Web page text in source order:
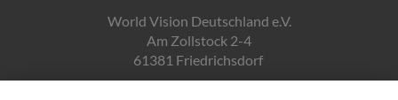
World Vision Deutschland e.V.
Am Zollstock 2-4
61381 Friedrichsdorf